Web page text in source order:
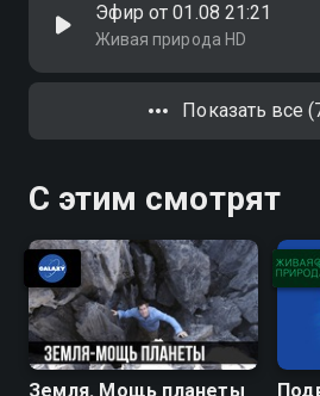
Эфир от 01.08 21:21
Живая природа HD
Показать все
С этим смотрят
Земля. Мощь планеты